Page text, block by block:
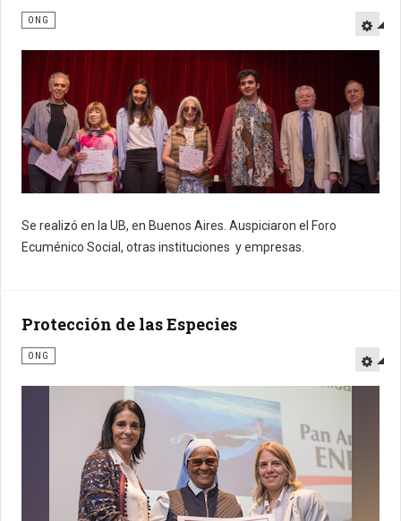
ONG
Se realizó en la UB, en Buenos Aires. Auspiciaron el Foro
Ecuménico Social, otras instituciones y empresas.
Protección de las Especies
ONG